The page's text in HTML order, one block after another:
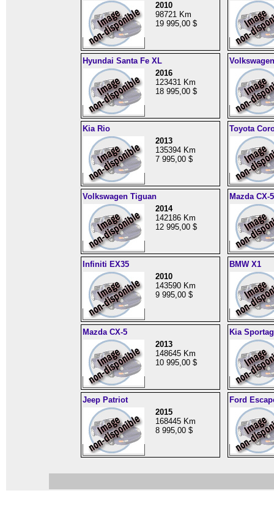
2010
98721 Km
19 995,00 $
Hyundai Santa Fe XL
2016
123431 Km
18 995,00 $
Kia Rio
2013
135394 Km
7 995,00 $
Toyota
Volkswagen Tiguan
2014
142186 Km
12 995,00 $
Mazda CX-5
Infiniti EX35
2010
143590 Km
9 995,00 $
BMW X1
Mazda CX-5
2013
148645 Km
10 995,00 $
Kia
Jeep Patriot
2015
168445 Km
8 995,00 $
Ford